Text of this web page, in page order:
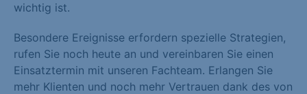
wichtig ist.
Besondere Ereignisse erfordern spezielle Strategien,
rufen Sie noch heute an und vereinbaren Sie einen
Einsatztermin mit unseren Fachteam. Erlangen Sie
mehr Klienten und noch mehr Vertrauen dank des von